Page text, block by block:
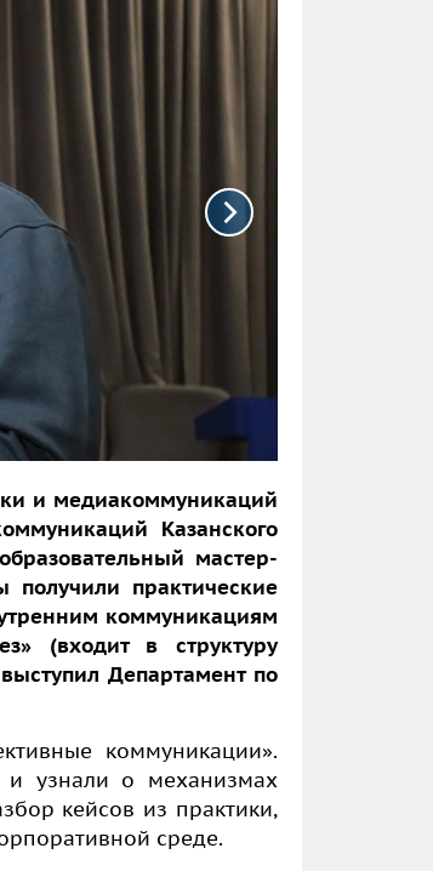
и медиакоммуникаций
Казанского
мастер-
получили практические
коммуникациям
(входит в структуру
Департамент по
коммуникации».
и узнали о механизмах
кейсов из практики,
среде.